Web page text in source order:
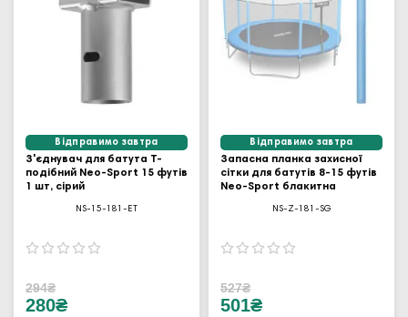
Відправимо завтра
З'єднувач для батута T-
подібний Neo-Sport 15 футів
1 шт, сірий
NS-15-181-ET
294₴
280₴
Відправимо завтра
Запасна планка захисної
сітки для батутів 8-15 футів
Neo-Sport блакитна
NS-Z-181-SG
527₴
501₴